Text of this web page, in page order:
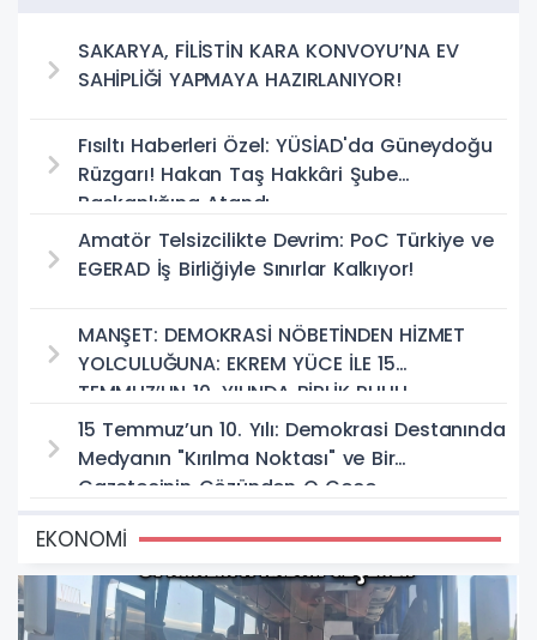
SAKARYA, FİLİSTİN KARA KONVOYU’NA EV
SAHİPLİĞİ YAPMAYA HAZIRLANIYOR!
Fısıltı Haberleri Özel: YÜSİAD'da Güneydoğu
Rüzgarı! Hakan Taş Hakkâri Şube
Başkanlığına Atandı
Amatör Telsizcilikte Devrim: PoC Türkiye ve
EGERAD İş Birliğiyle Sınırlar Kalkıyor!
MANŞET: DEMOKRASİ NÖBETİNDEN HİZMET
YOLCULUĞUNA: EKREM YÜCE İLE 15
TEMMUZ’UN 10. YILINDA BİRLİK RUHU
15 Temmuz’un 10. Yılı: Demokrasi Destanında
Medyanın "Kırılma Noktası" ve Bir
Gazetecinin Gözünden O Gece
EKONOMİ